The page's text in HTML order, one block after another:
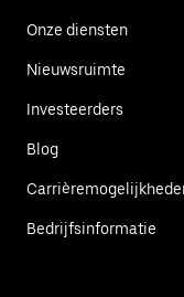
Onze diensten
Nieuwsruimte
Investeerders
Blog
Bedrijfsinformatie